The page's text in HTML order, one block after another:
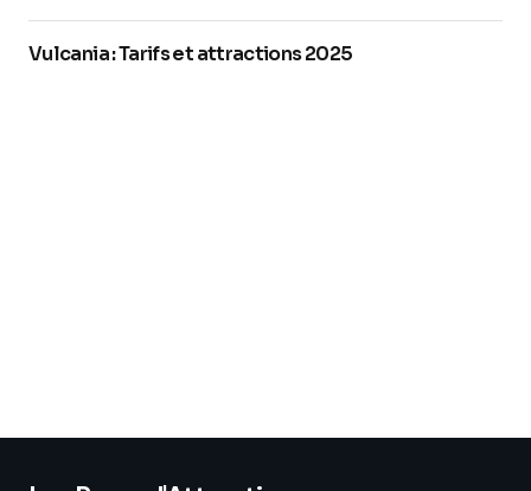
Vulcania : Tarifs et attractions 2025